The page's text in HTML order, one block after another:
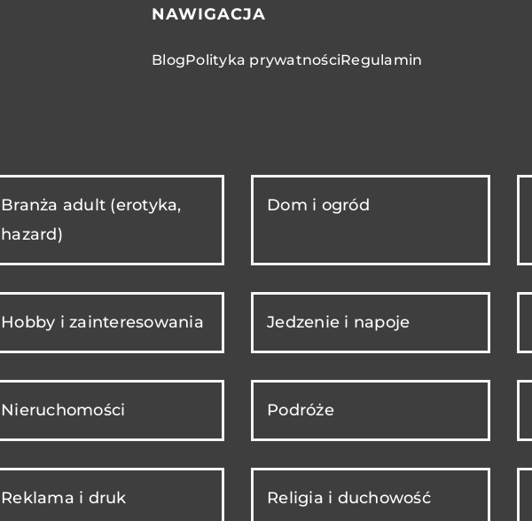
NAWIGACJA
BlogPolityka prywatnościRegulamin
Branża adult (erotyka,
hazard)
Dom i ogród
Hobby i zainteresowania Jedzenie i napoje
Nieruchomości Podróże
Reklama i druk Religia i duchowość